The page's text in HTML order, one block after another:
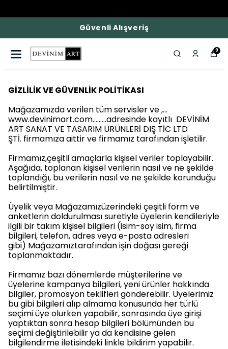
Güvenli Alışveriş
0
GİZLİLİK VE GÜVENLİK POLİTİKASI
Mağazamızda verilen tüm servisler ve ,…
www.devinimart.com………adresinde kayıtlı DEVİNİM
ART SANAT VE TASARIM ÜRÜNLERİ DIŞ TİC LTD
ŞTİ. firmamıza aittir ve firmamız tarafından işletilir.
Firmamız,çeşitli amaçlarla kişisel veriler toplayabilir.
Aşağıda, toplanan kişisel verilerin nasıl ve ne şekilde
toplandığı, bu verilerin nasıl ve ne şekilde korunduğu
belirtilmiştir.
Üyelik veya Mağazamızüzerindeki çeşitli form ve
anketlerin doldurulması suretiyle üyelerin kendileriyle
ilgili bir takım kişisel bilgileri (isim-soy isim, firma
bilgileri, telefon, adres veya e-posta adresleri
gibi) Mağazamıztarafından işin doğası gereği
toplanmaktadır.
Firmamız bazı dönemlerde müşterilerine ve
üyelerine kampanya bilgileri, yeni ürünler hakkında
bilgiler, promosyon teklifleri gönderebilir. Üyelerimiz
bu gibi bilgileri alıp almama konusunda her türlü
seçimi üye olurken yapabilir, sonrasında üye girişi
yaptıktan sonra hesap bilgileri bölümünden bu
seçimi değiştirilebilir ya da kendisine gelen
bilgilendirme iletisindeki linkle bildirim yapabilir.